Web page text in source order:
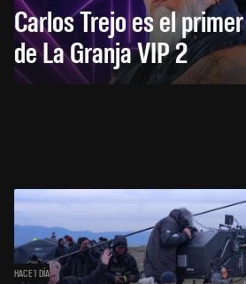
Carlos Trejo es el
de La Granja VIP 2
HACE 1 DÍA